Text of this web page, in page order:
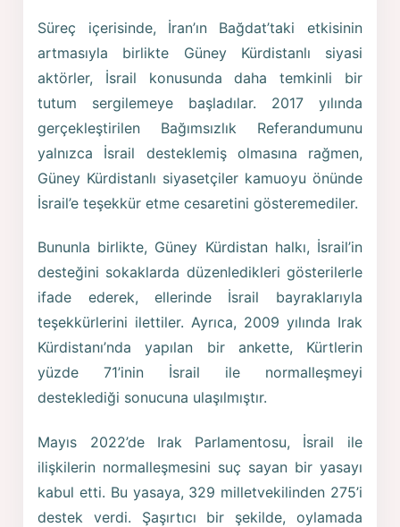
Süreç içerisinde, İran’ın Bağdat’taki etkisinin
artmasıyla birlikte Güney Kürdistanlı siyasi
aktörler, İsrail konusunda daha temkinli bir
tutum sergilemeye başladılar. 2017 yılında
gerçekleştirilen Bağımsızlık Referandumunu
yalnızca İsrail desteklemiş olmasına rağmen,
Güney Kürdistanlı siyasetçiler kamuoyu önünde
İsrail’e teşekkür etme cesaretini gösteremediler.
Bununla birlikte, Güney Kürdistan halkı, İsrail’in
desteğini sokaklarda düzenledikleri gösterilerle
ifade ederek, ellerinde İsrail bayraklarıyla
teşekkürlerini ilettiler. Ayrıca, 2009 yılında Irak
Kürdistanı’nda yapılan bir ankette, Kürtlerin
yüzde 71’inin İsrail ile normalleşmeyi
desteklediği sonucuna ulaşılmıştır.
Mayıs 2022’de Irak Parlamentosu, İsrail ile
ilişkilerin normalleşmesini suç sayan bir yasayı
kabul etti. Bu yasaya, 329 milletvekilinden 275’i
destek verdi. Şaşırtıcı bir şekilde, oylamada